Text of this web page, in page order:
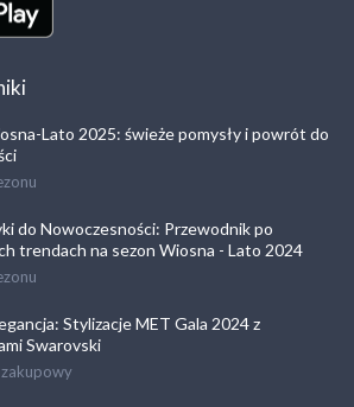
Lato 2025: świeże pomysły i powrót do
do Nowoczesności: Przewodnik po
trendach na sezon Wiosna - Lato 2024
Stylizacje MET Gala 2024 z
Swarovski